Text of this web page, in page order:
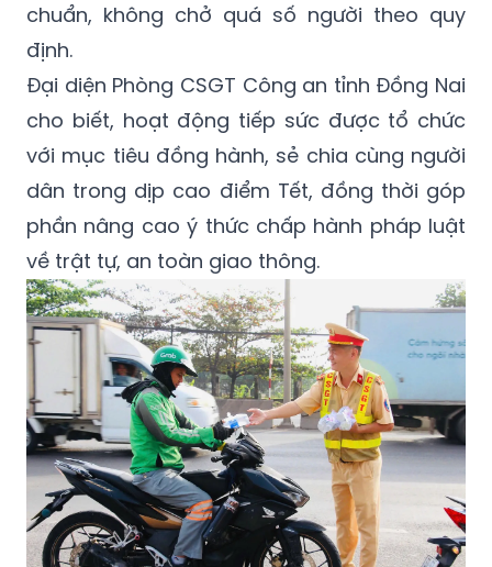
chuẩn, không chở quá số người theo quy
định.
Đại diện Phòng CSGT Công an tỉnh Đồng Nai
cho biết, hoạt động tiếp sức được tổ chức
với mục tiêu đồng hành, sẻ chia cùng người
dân trong dịp cao điểm Tết, đồng thời góp
phần nâng cao ý thức chấp hành pháp luật
về trật tự, an toàn giao thông.